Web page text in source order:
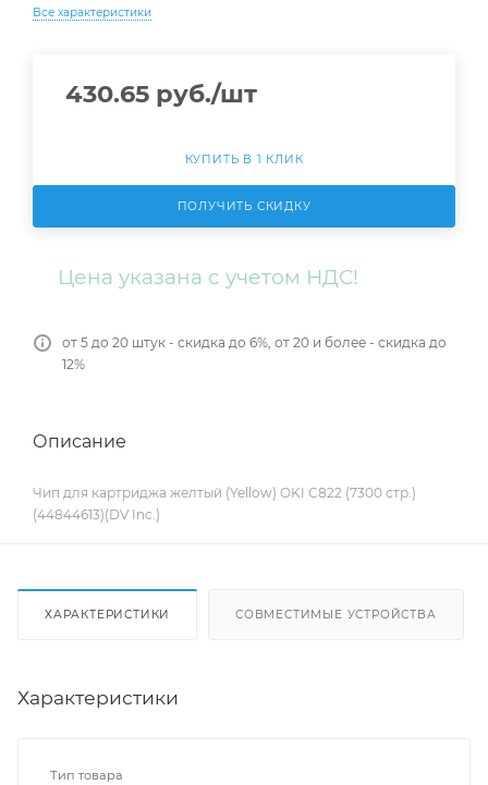
Все характеристики
430.65 руб./шт
КУПИТЬ В 1 КЛИК
ПОЛУЧИТЬ СКИДКУ
Цена указана с учетом НДС!
от 5 до 20 штук - скидка до 6%, от 20 и более - скидка до
12%
Описание
Чип для картриджа желтый (Yellow) OKI C822 (7300 стр.)
(44844613)(DV Inc.)
ХАРАКТЕРИСТИКИ СОВМЕСТИМЫЕ УСТРОЙСТВА
Характеристики
Тип товара